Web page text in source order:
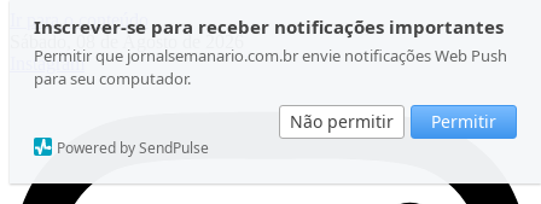
Inscrever-se para receber notificações importantes
Permitir que jornalsemanario.com.br envie notificações Web Push
para seu computador.
Não permitir Permitir
Powered by SendPulse
Ir para o conteúdo
Sábado, 08 de Agosto de 2026
Instagram